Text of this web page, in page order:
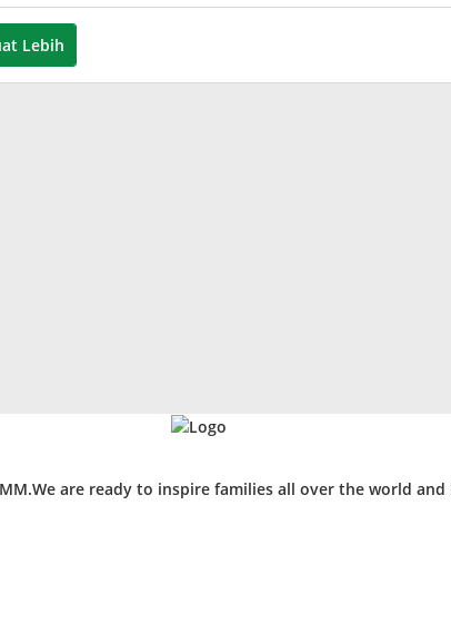
Lebih
are ready to inspire families all over the world